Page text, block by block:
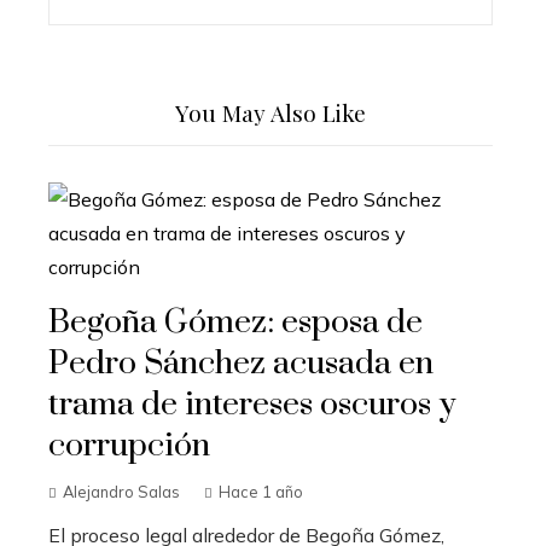
You May Also Like
Begoña Gómez: esposa de
Pedro Sánchez acusada en
trama de intereses oscuros y
corrupción
Alejandro Salas Hace 1 año
El proceso legal alrededor de Begoña Gómez,